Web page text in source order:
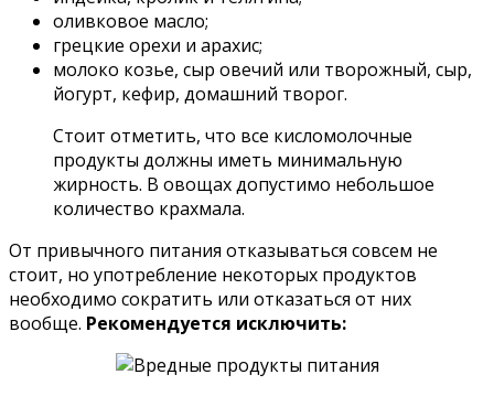
оливковое масло;
грецкие орехи и арахис;
молоко козье, сыр овечий или творожный, сыр,
йогурт, кефир, домашний творог.
Стоит отметить, что все кисломолочные
продукты должны иметь минимальную
жирность. В овощах допустимо небольшое
количество крахмала.
От привычного питания отказываться совсем не
стоит, но употребление некоторых продуктов
необходимо сократить или отказаться от них
вообще. Рекомендуется исключить: